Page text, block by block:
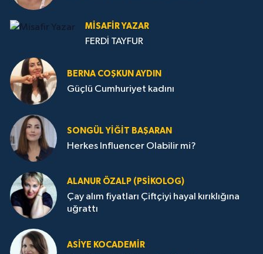
MISAFIR YAZAR
FERDİ TAYFUR
BERNA COŞKUN AYDIN
Güçlü Cumhuriyet kadını
SONGÜL YIĞIT BAŞARAN
Herkes Influencer Olabilir mi?
ALANUR ÖZALP (PSIKOLOG)
Çay alım fiyatları Çiftçiyi hayal kırıklığına
uğrattı
ASIYE KOCADEMİR